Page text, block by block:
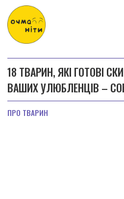
18 ТВАРИН, ЯКІ ГОТОВІ
ВАШИХ УЛЮБЛЕНЦІВ –
ПРО ТВАРИН